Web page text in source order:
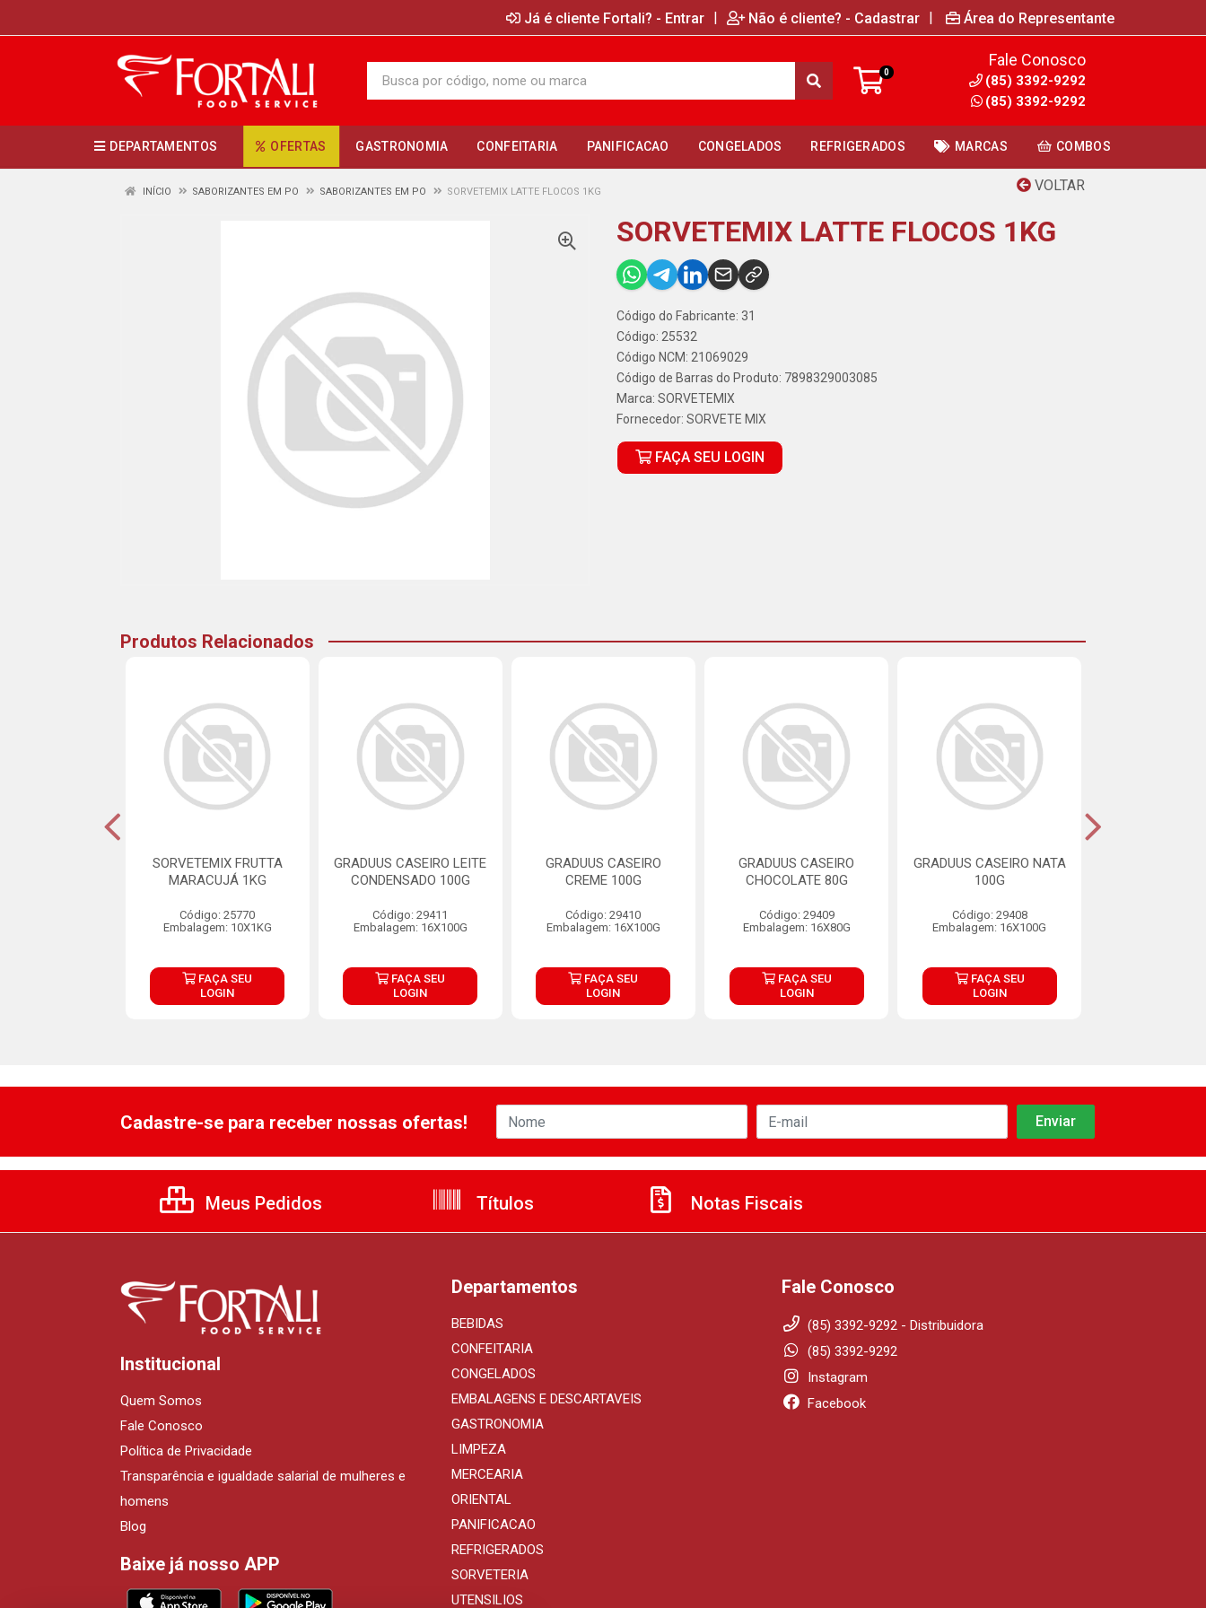
Já é cliente Fortali? - Entrar | Não é cliente? - Cadastrar | Área do Representante
0
Fale Conosco
(85) 3392-9292
(85) 3392-9292
DEPARTAMENTOS OFERTAS GASTRONOMIA CONFEITARIA PANIFICACAO CONGELADOS REFRIGERADOS MARCAS COMBOS
VOLTAR
INÍCIO SABORIZANTES EM PO SABORIZANTES EM PO SORVETEMIX LATTE FLOCOS 1KG
SORVETEMIX LATTE FLOCOS 1KG
Código do Fabricante: 31
Código: 25532
Código NCM: 21069029
Código de Barras do Produto: 7898329003085
Marca: SORVETEMIX
Fornecedor: SORVETE MIX
FAÇA SEU LOGIN
Produtos Relacionados
SORVETEMIX FRUTTA
MARACUJÁ 1KG
Código: 25770
Embalagem: 10X1KG
FAÇA SEU
LOGIN
GRADUUS CASEIRO LEITE
CONDENSADO 100G
Código: 29411
Embalagem: 16X100G
FAÇA SEU
LOGIN
GRADUUS CASEIRO
CREME 100G
Código: 29410
Embalagem: 16X100G
FAÇA SEU
LOGIN
GRADUUS CASEIRO
CHOCOLATE 80G
Código: 29409
Embalagem: 16X80G
FAÇA SEU
LOGIN
GRADUUS CASEIRO NATA
100G
Código: 29408
Embalagem: 16X100G
FAÇA SEU
LOGIN
Cadastre-se para receber nossas ofertas!
Meus Pedidos Títulos Notas Fiscais
Institucional
Quem Somos
Fale Conosco
Política de Privacidade
Transparência e igualdade salarial de mulheres e
homens
Blog
Baixe já nosso APP
Departamentos
BEBIDAS
CONFEITARIA
CONGELADOS
EMBALAGENS E DESCARTAVEIS
GASTRONOMIA
LIMPEZA
MERCEARIA
ORIENTAL
PANIFICACAO
REFRIGERADOS
SORVETERIA
UTENSILIOS
Fale Conosco
(85) 3392-9292 - Distribuidora
(85) 3392-9292
Instagram
Facebook